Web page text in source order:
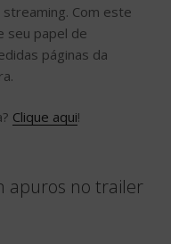
Com este
seu papel de
páginas da
Clique aqui!
apuros no trailer